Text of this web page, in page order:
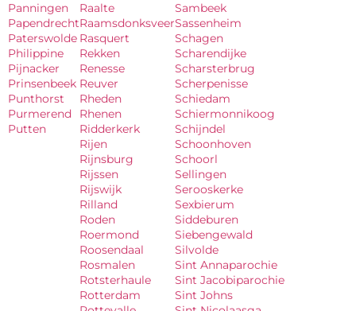
Panningen
Papendrecht
Paterswolde
Philippine
Pijnacker
Prinsenbeek
Punthorst
Purmerend
Putten
Raalte
Raamsdonksveer
Rasquert
Rekken
Renesse
Reuver
Rheden
Rhenen
Ridderkerk
Rijen
Rijnsburg
Rijssen
Rijswijk
Rilland
Roden
Roermond
Roosendaal
Rosmalen
Rotsterhaule
Rotterdam
Sambeek
Sassenheim
Schagen
Scharendijke
Scharsterbrug
Scherpenisse
Schiedam
Schiermonnikoog
Schijndel
Schoonhoven
Schoorl
Sellingen
Serooskerke
Sexbierum
Siddeburen
Siebengewald
Silvolde
Sint Annaparochie
Sint Jacobiparochie
Sint Johns